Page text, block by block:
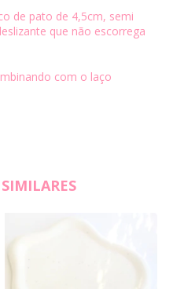
de pato de 4,5cm, semi
que não escorrega
com o laço